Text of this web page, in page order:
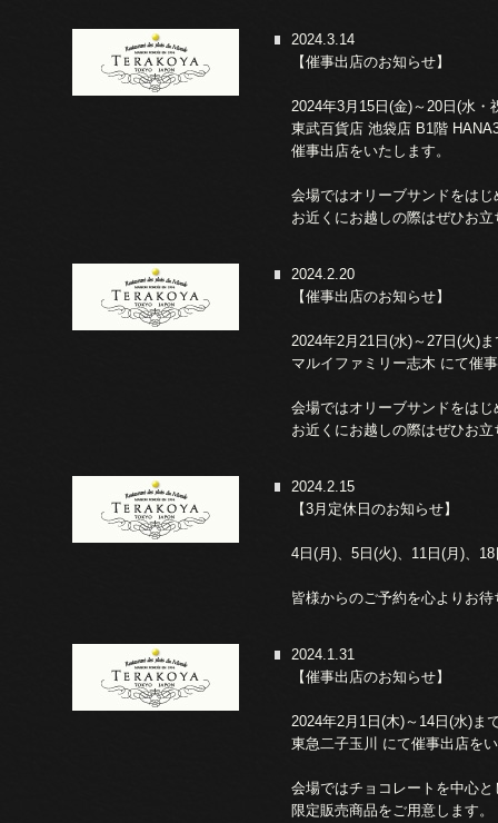
2024.3.14
【催事出店のお知らせ】
2024年3月15日(金)～20日(水・
東武百貨店 池袋店 B1階
催事出店をいたします。
会場ではオリーブサンドをは
お近くにお越しの際はぜひお
2024.2.20
【催事出店のお知らせ】
2024年2月21日(水)～27日(火)ま
マルイファミリー志木 にて催
会場ではオリーブサンドをは
お近くにお越しの際はぜひお
2024.2.15
【3月定休日のお知らせ】
4日(月)、5日(火)、11日(月)、
皆様からのご予約を心よりお
2024.1.31
【催事出店のお知らせ】
2024年2月1日(木)～14日(水)ま
東急二子玉川 にて催事出店を
会場ではチョコレートを中心と
限定販売商品をご用意します。